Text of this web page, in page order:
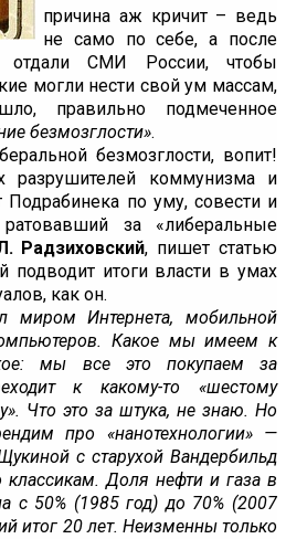
причина аж кричит – ведь
не само по себе, а после
отдали СМИ России, чтобы
могли нести свой ум массам,
правильно подмеченное
безмозглости».
безмозглости, вопит!
разрушителей коммунизма и
Подрабинека по уму, совести и
за «либеральные
Радзиховский, пишет статью
подводит итоги власти в умах
как он.
миром Интернета, мобильной
Какое мы имеем к
мы все это покупаем за
к какому-то «шестому
Что это за штука, не знаю. Но
про «нанотехнологии» —
с старухой Вандербильд
классикам. Доля нефти и газа в
с 50% (1985 год) до 70% (2007
итог 20 лет. Неизменны только